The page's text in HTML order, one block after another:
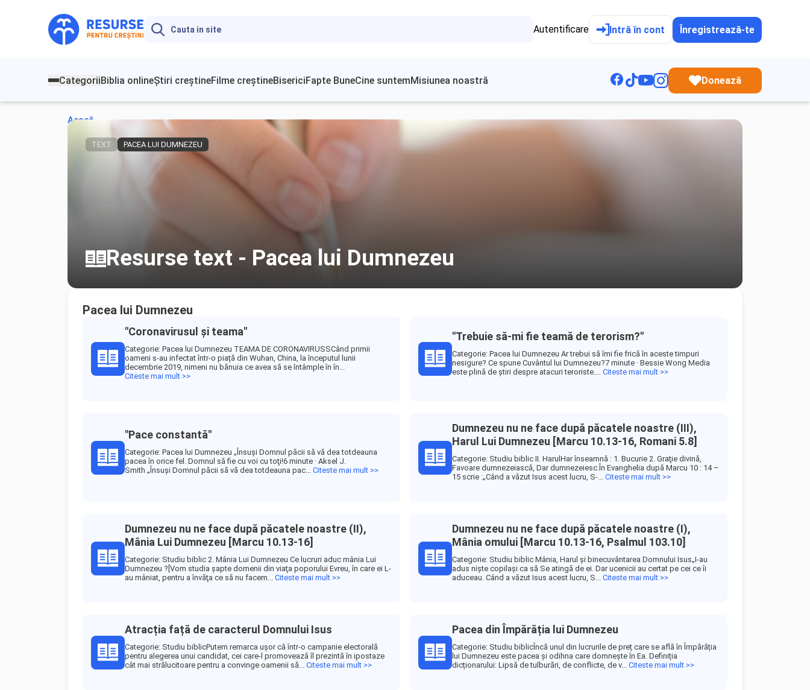
Autentificare Intră în cont Înregistrează-te
CategoriiBiblia onlineȘtiri creștineFilme creștineBisericiFapte BuneCine suntemMisiunea noastră Donează
Acasă
TEXT PACEA LUI DUMNEZEU
Resurse text - Pacea lui Dumnezeu
Pacea lui Dumnezeu
"Coronavirusul și teama"
Categorie: Pacea lui Dumnezeu TEAMA DE CORONAVIRUSSCând primii
oameni s-au infectat într-o piață din Wuhan, China, la începutul lunii
decembrie 2019, nimeni nu bănuia ce avea să se întâmple în în...
Citeste mai mult >>
"Trebuie să-mi fie teamă de terorism?"
Categorie: Pacea lui Dumnezeu Ar trebui să îmi fie frică în aceste timpuri
nesigure? Ce spune Cuvântul lui Dumnezeu?7 minute · Bessie Wong Media
este plină de știri despre atacuri teroriste.... Citeste mai mult >>
"Pace constantă"
Categorie: Pacea lui Dumnezeu „Însuşi Domnul păcii să vă dea totdeauna
pacea în orice fel. Domnul să fie cu voi cu toţi!6 minute · Aksel J.
Smith „Însuşi Domnul păcii să vă dea totdeauna pac... Citeste mai mult >>
Dumnezeu nu ne face după păcatele noastre (III),
Harul Lui Dumnezeu [Marcu 10.13-16, Romani 5.8]
Categorie: Studiu biblic II. HarulHar înseamnă : 1. Bucurie 2. Graţie divină,
Favoare dumnezeiască, Dar dumnezeiesc.În Evanghelia după Marcu 10 : 14 –
15 scrie :„Când a văzut Isus acest lucru, S-... Citeste mai mult >>
Dumnezeu nu ne face după păcatele noastre (II),
Mânia Lui Dumnezeu [Marcu 10.13-16]
Categorie: Studiu biblic 2. Mânia Lui Dumnezeu Ce lucruri aduc mânia Lui
Dumnezeu ?[Vom studia şapte domenii din viaţa poporului Evreu, în care ei L-
au mâniat, pentru a învăţa ce să nu facem... Citeste mai mult >>
Dumnezeu nu ne face după păcatele noastre (I),
Mânia omului [Marcu 10.13-16, Psalmul 103.10]
Categorie: Studiu biblic Mânia, Harul şi binecuvântarea Domnului Isus„I-au
adus nişte copilaşi ca să Se atingă de ei. Dar ucenicii au certat pe cei ce îi
aduceau. Când a văzut Isus acest lucru, S... Citeste mai mult >>
Atracția față de caracterul Domnului Isus
Categorie: Studiu biblicPutem remarca ușor că într-o campanie electorală
pentru alegerea unui candidat, cei care-l promovează îl prezintă în ipostaze
cât mai strălucitoare pentru a convinge oamenii să... Citeste mai mult >>
Pacea din Împărăția lui Dumnezeu
Categorie: Studiu biblicÎncă unul din lucrurile de preț care se află în Împărăția
lui Dumnezeu este pacea și odihna care domnește în Ea. Definiția
dicționarului: Lipsă de tulburări, de conflicte, de v... Citeste mai mult >>